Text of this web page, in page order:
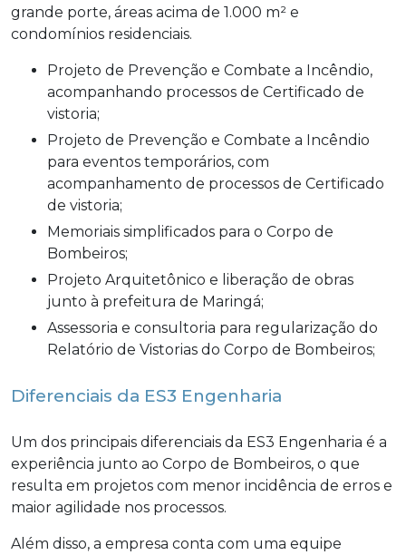
grande porte, áreas acima de 1.000 m² e
condomínios residenciais.
Projeto de Prevenção e Combate a Incêndio,
acompanhando processos de Certificado de
vistoria;
Projeto de Prevenção e Combate a Incêndio
para eventos temporários, com
acompanhamento de processos de Certificado
de vistoria;
Memoriais simplificados para o Corpo de
Bombeiros;
Projeto Arquitetônico e liberação de obras
junto à prefeitura de Maringá;
Assessoria e consultoria para regularização do
Relatório de Vistorias do Corpo de Bombeiros;
Diferenciais da ES3 Engenharia
Um dos principais diferenciais da ES3 Engenharia é a
experiência junto ao Corpo de Bombeiros, o que
resulta em projetos com menor incidência de erros e
maior agilidade nos processos.
Além disso, a empresa conta com uma equipe